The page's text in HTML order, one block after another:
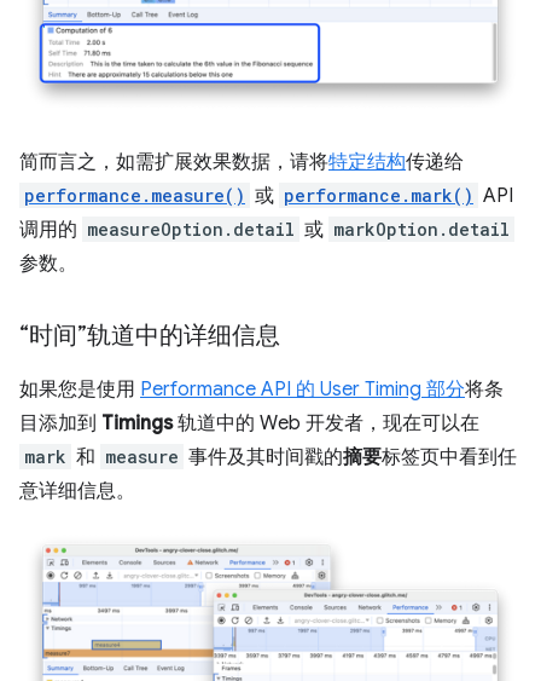
简而言之，如需扩展效果数据，请将特定结构传递给
performance.measure() 或 performance.mark() API
调用的 measureOption.detail 或 markOption.detail
参数。
“时间”轨道中的详细信息
如果您是使用 Performance API 的 User Timing 部分将条
目添加到 Timings轨道中的 Web 开发者，现在可以在
mark 和 measure 事件及其时间戳的摘要标签页中看到任
意详细信息。